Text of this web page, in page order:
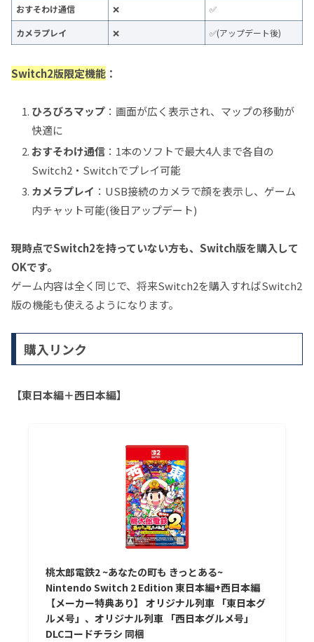
おすそわけ通信
❌
✅
カメラプレイ
❌ ✅(アップデート後)
Switch2版限定機能 ：
ひろびろマップ ：画面が広く表示され、マップの移動が
快適に
おすそわけ通信 ：1本のソフトで最大4人まで各自の
Switch2・Switchでプレイ可能
カメラプレイ ：USB接続のカメラで顔を表示し、ゲーム
内チャット可能(後日アップデート)
現時点でSwitch2を持っていない方も、Switch版を購入して
OKです。
ゲーム内容は全く同じで、将来Switch2を購入すればSwitch2
版の機能も使えるようになります。
購入リンク
【東日本編＋西日本編】
桃太郎電鉄2 ~あなたの町も きっとある~
Nintendo Switch 2 Edition 東日本編+西日本編
【メーカー特典あり】 オリジナル列車 「東日本グ
ルメ号」、オリジナル列車 「西日本グルメ号」
DLCコードチラシ 同梱